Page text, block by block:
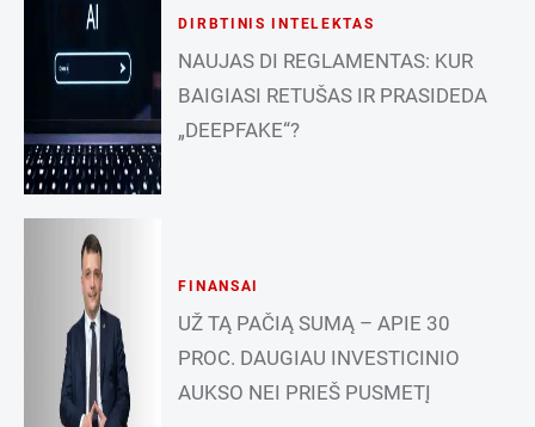
DIRBTINIS INTELEKTAS
NAUJAS DI REGLAMENTAS: KUR
BAIGIASI RETUŠAS IR PRASIDEDA
„DEEPFAKE“?
FINANSAI
UŽ TĄ PAČIĄ SUMĄ – APIE 30
PROC. DAUGIAU INVESTICINIO
AUKSO NEI PRIEŠ PUSMETĮ